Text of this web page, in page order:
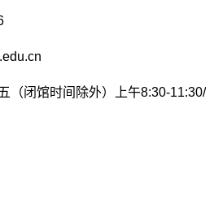
（闭馆时间除外）上午8:30-11:30/